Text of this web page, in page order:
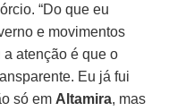
“Do que eu
e movimentos
atenção é que o
Eu já fui
só em Altamira, mas